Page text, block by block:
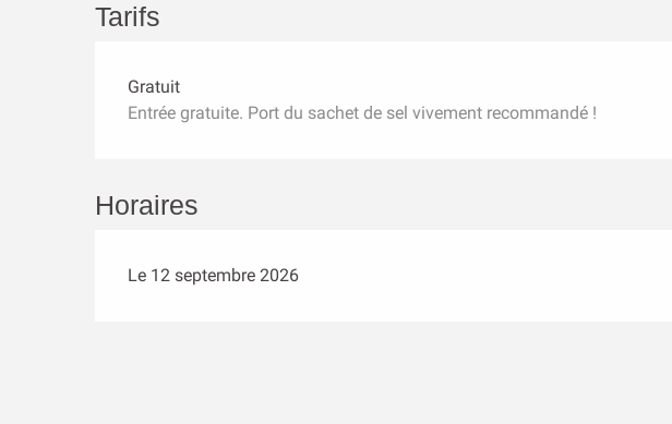
Tarifs
Gratuit
Entrée gratuite. Port du sachet de sel vivement recommandé !
Horaires
Le 12 septembre 2026